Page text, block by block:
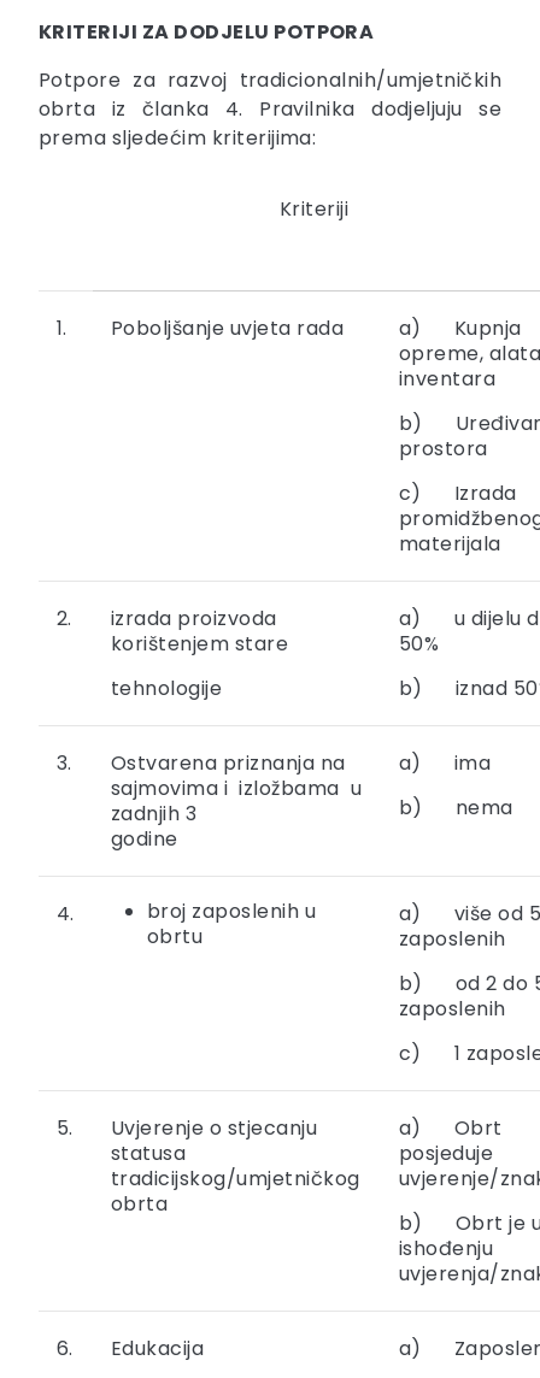
KRITERIJI ZA DODJELU POTPORA
Potpore za razvoj tradicionalnih/umjetničkih
obrta iz članka 4. Pravilnika dodjeljuju se
prema sljedećim kriterijima:
Kriteriji
1. Poboljšanje uvjeta rada
a) Kupnja
opreme,
inventara
b)
prostora
c) Izrada
materijala
2.
izrada proizvoda
korištenjem stare
tehnologije
a) u dijelu
50%
b) iznad
3.
Ostvarena priznanja na
sajmovima i izložbama u
zadnjih 3
godine
a) ima
b) nema
4.
broj zaposlenih u
obrtu
a) više od
zaposlenih
b) od 2 do
zaposlenih
c) 1
5.
Uvjerenje o stjecanju
statusa
tradicijskog/umjetničkog
obrta
a) Obrt
posjeduje
uvjerenje/
b) Obrt je
ishođenju
uvjerenja/
6. Edukacija
a)